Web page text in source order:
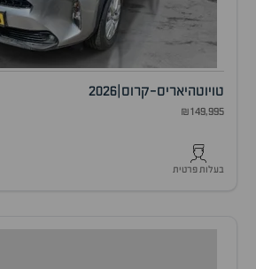
טויוטהיאריס-קרוס 2026
₪149,995
בעלות פרטית